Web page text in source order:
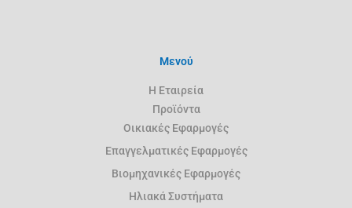
Μενού
Η Εταιρεία
Προϊόντα
Oικιακές Εφαρμογές
Επαγγελματικές Εφαρμογές
Βιομηχανικές Εφαρμογές
Ηλιακά Συστήματα